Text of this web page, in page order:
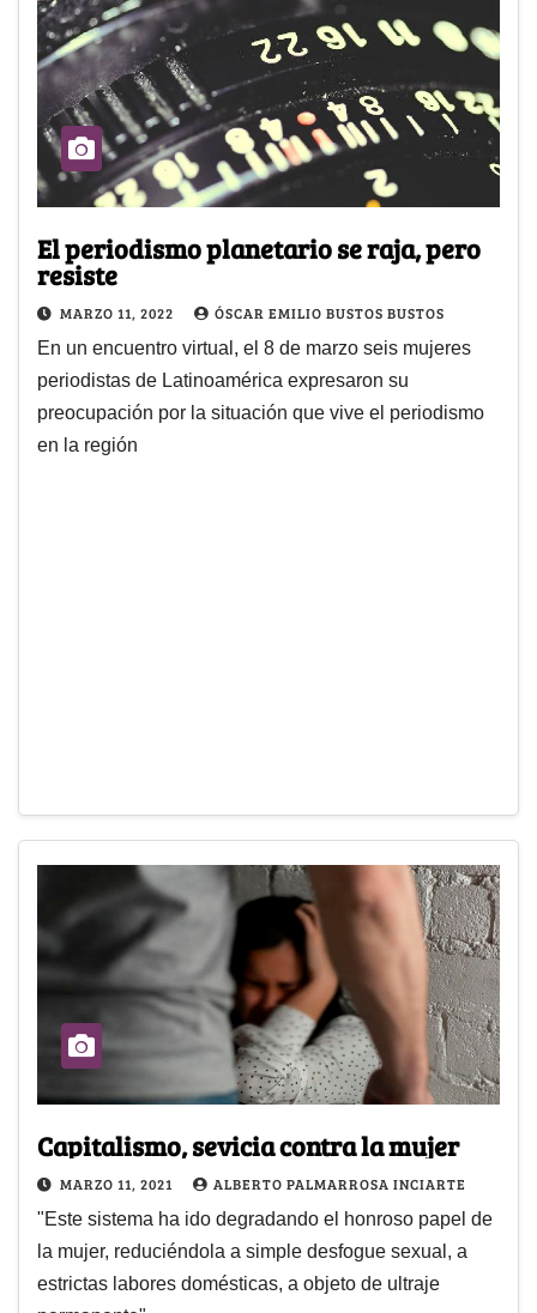
El periodismo planetario se raja, pero
resiste
MARZO 11, 2022 ÓSCAR EMILIO BUSTOS BUSTOS
En un encuentro virtual, el 8 de marzo seis mujeres
periodistas de Latinoamérica expresaron su
preocupación por la situación que vive el periodismo
en la región
Capitalismo, sevicia contra la mujer
MARZO 11, 2021 ALBERTO PALMARROSA INCIARTE
"Este sistema ha ido degradando el honroso papel de
la mujer, reduciéndola a simple desfogue sexual, a
estrictas labores domésticas, a objeto de ultraje